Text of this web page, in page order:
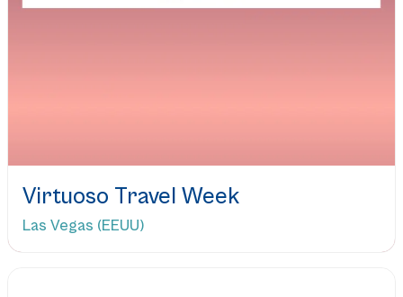
Virtuoso Travel Week
Las Vegas (EEUU)